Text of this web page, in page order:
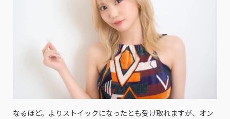
――なるほど。よりストイックになったとも受け取れますが、オン